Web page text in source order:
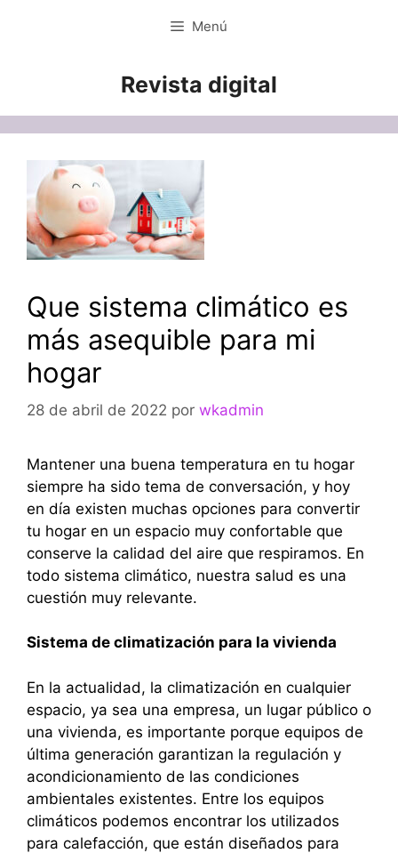
Menú
Revista digital
Que sistema climático es
más asequible para mi
hogar
28 de abril de 2022 por wkadmin
Mantener una buena temperatura en tu hogar
siempre ha sido tema de conversación, y hoy
en día existen muchas opciones para convertir
tu hogar en un espacio muy confortable que
conserve la calidad del aire que respiramos. En
todo sistema climático, nuestra salud es una
cuestión muy relevante.
Sistema de climatización para la vivienda
En la actualidad, la climatización en cualquier
espacio, ya sea una empresa, un lugar público o
una vivienda, es importante porque equipos de
última generación garantizan la regulación y
acondicionamiento de las condiciones
ambientales existentes. Entre los equipos
climáticos podemos encontrar los utilizados
para calefacción, que están diseñados para